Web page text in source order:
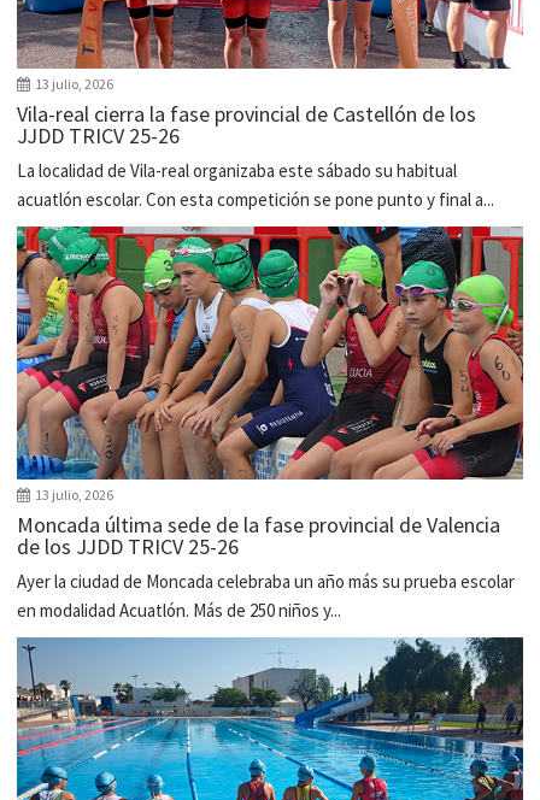
13 julio, 2026
Vila-real cierra la fase provincial de Castellón de los
JJDD TRICV 25-26
La localidad de Vila-real organizaba este sábado su habitual
acuatlón escolar. Con esta competición se pone punto y final a...
13 julio, 2026
Moncada última sede de la fase provincial de Valencia
de los JJDD TRICV 25-26
Ayer la ciudad de Moncada celebraba un año más su prueba escolar
en modalidad Acuatlón. Más de 250 niños y...